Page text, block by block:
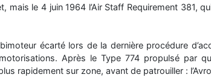
mais le 4 juin 1964 l’Air Staff Requirement 381,
écarté lors de la dernière procédure
Après le Type 774 propulsé par
rapidement sur zone, avant de patrouiller :